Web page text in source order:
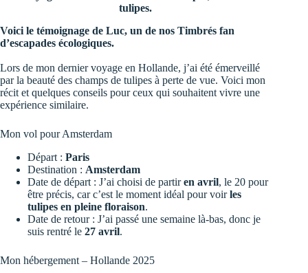
tulipes.
Voici le témoignage de Luc, un de nos Timbrés fan
d’escapades écologiques.
Lors de mon dernier voyage en Hollande, j’ai été émerveillé
par la beauté des champs de tulipes à perte de vue. Voici mon
récit et quelques conseils pour ceux qui souhaitent vivre une
expérience similaire.
Mon vol pour Amsterdam
Départ : Paris
Destination : Amsterdam
Date de départ : J’ai choisi de partiren avril, le 20 pour
être précis, car c’est le moment idéal pour voirles
tulipes en pleine floraison.
Date de retour : J’ai passé une semaine là-bas, donc je
suis rentré le 27 avril.
Mon hébergement – Hollande 2025